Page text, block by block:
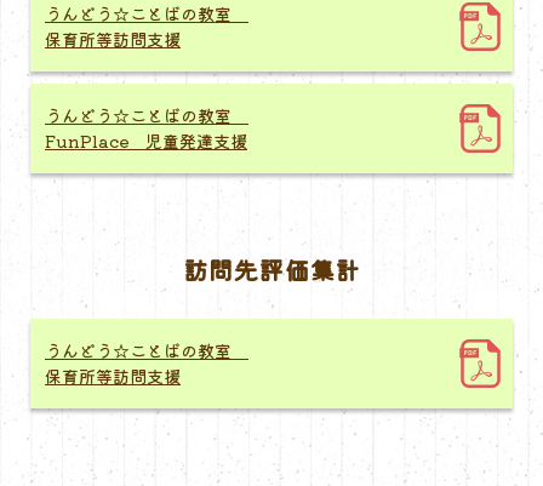
うんどう☆ことばの教室
保育所等訪問支援
うんどう☆ことばの教室
FunPlace 児童発達支援
訪問先評価集計
うんどう☆ことばの教室
保育所等訪問支援